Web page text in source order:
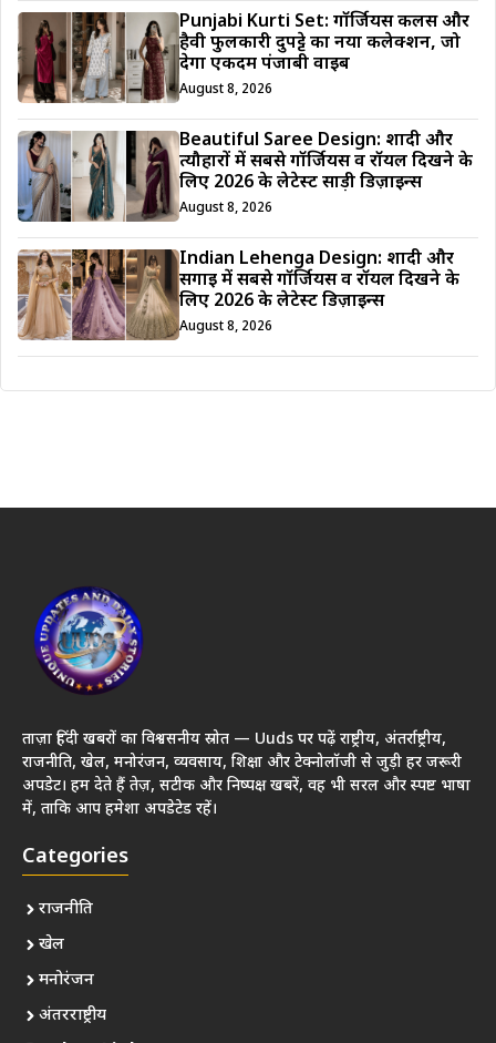
Punjabi Kurti Set: गॉर्जियस कलर्स और
हैवी फुलकारी दुपट्टे का नया कलेक्शन, जो
देगा एकदम पंजाबी वाइब
August 8, 2026
Beautiful Saree Design: शादी और
त्यौहारों में सबसे गॉर्जियस व रॉयल दिखने के
लिए 2026 के लेटेस्ट साड़ी डिज़ाइन्स
August 8, 2026
Indian Lehenga Design: शादी और
सगाई में सबसे गॉर्जियस व रॉयल दिखने के
लिए 2026 के लेटेस्ट डिज़ाइन्स
August 8, 2026
ताज़ा हिंदी खबरों का विश्वसनीय स्रोत — Uuds पर पढ़ें राष्ट्रीय, अंतर्राष्ट्रीय,
राजनीति, खेल, मनोरंजन, व्यवसाय, शिक्षा और टेक्नोलॉजी से जुड़ी हर जरूरी
अपडेट। हम देते हैं तेज़, सटीक और निष्पक्ष खबरें, वह भी सरल और स्पष्ट भाषा
में, ताकि आप हमेशा अपडेटेड रहें।
Categories
राजनीति
खेल
मनोरंजन
अंतरराष्ट्रीय